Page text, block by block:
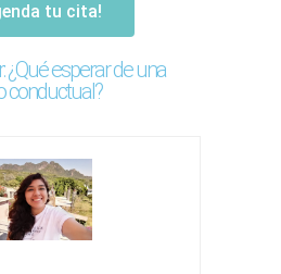
tu cita!
¿Qué esperar de una
conductual?